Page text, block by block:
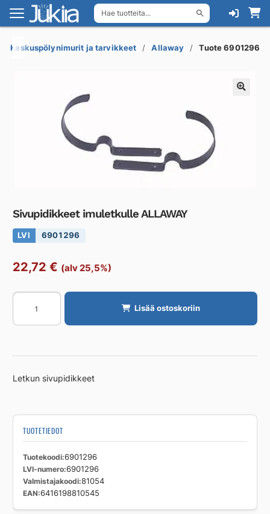
Hae tuotteita...
Siirry
navigointiin
Siirry
sisältöön
Keskuspölynimurit ja tarvikkeet Allaway Tuote 6901296
Sivupidikkeet imuletkulle ALLAWAY
LVI 6901296
22,72 € (alv 25,5%)
Sivupidikkeet
imuletkulle
ALLAWAY
Lisää ostoskoriin
Letkun sivupidikkeet
TUOTETIEDOT
Tuotekoodi 6901296
LVI-numero 6901296
Valmistajakoodi 81054
EAN 6416198810545